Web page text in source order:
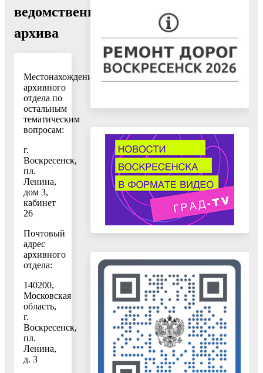
ведомственного
архива
Местонахождение
архивного
отдела по
остальным
тематическим
вопросам:
г.
Воскресенск,
пл.
Ленина,
дом 3,
кабинет
26
Почтовый
адрес
архивного
отдела:
140200,
Московская
область,
г.
Воскресенск,
пл.
Ленина,
д. 3